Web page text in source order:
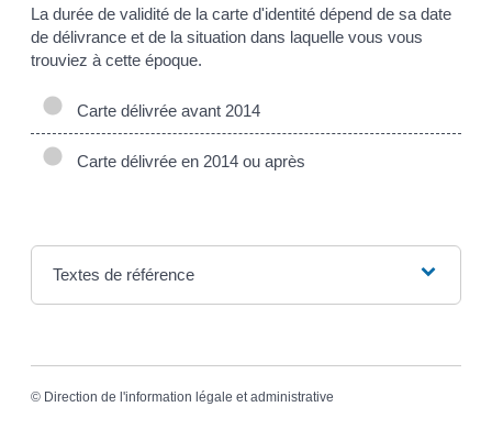
La durée de validité de la carte d'identité dépend de sa date
de délivrance et de la situation dans laquelle vous vous
trouviez à cette époque.
Carte délivrée avant 2014
Carte délivrée en 2014 ou après
Textes de référence
© Direction de l'information légale et administrative